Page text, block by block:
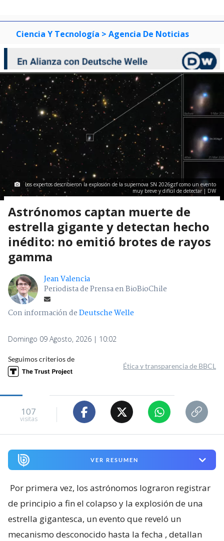
Ciencia Y Tecnología > Agencia De Noticias
Los expertos describieron la explosión de la supernova SN 2026gzf como un evento
muy breve y difícil de detectar | DW
Astrónomos captan muerte de
estrella gigante y detectan hecho
inédito: no emitió brotes de rayos
gamma
Jean Valencia
Periodista de Prensa en BioBioChile
Con información deDeutsche Welle
Domingo 09 Agosto, 2026 | 10:02
Seguimos criterios de
Ética y transparencia de BBCL
107
visitas
VER RESUMEN
Por primera vez, los astrónomos lograron registrar
de principio a fin el colapso y la explosión de una
estrella gigantesca, un evento que reveló un
mecanismo desconocido hasta la fecha , detallan